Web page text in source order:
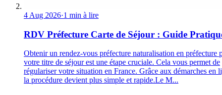
4 Aug 2026·1 min à lire
RDV Préfecture Carte de Séjour : Guide
Obtenir un rendez-vous préfecture naturalisation en préfecture
votre titre de séjour est une étape cruciale. Cela vous permet de
régulariser votre situation en France. Grâce aux démarches en
la procédure devient plus simple et rapide.Le M...